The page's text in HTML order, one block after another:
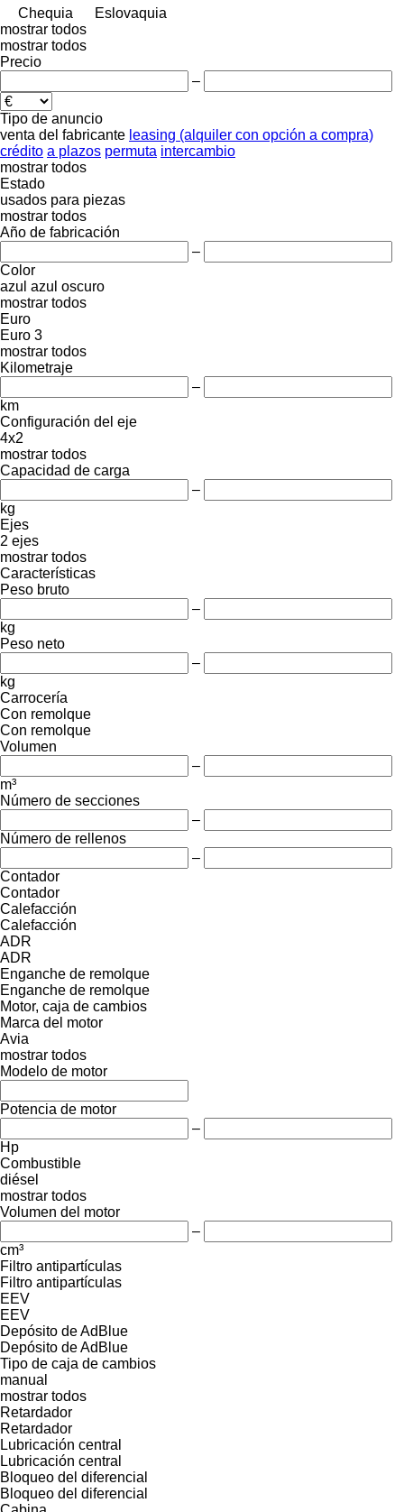
Chequia
Eslovaquia
mostrar todos
mostrar todos
Precio
–
Tipo de anuncio
venta del fabricante leasing (alquiler con opción a compra)
crédito a plazos permuta intercambio
mostrar todos
Estado
usados para piezas
mostrar todos
Año de fabricación
–
Color
azul azul oscuro
mostrar todos
Euro
Euro 3
mostrar todos
Kilometraje
–
km
Configuración del eje
4x2
mostrar todos
Capacidad de carga
–
kg
Ejes
2 ejes
mostrar todos
Características
Peso bruto
–
kg
Peso neto
–
kg
Carrocería
Con remolque
Con remolque
Volumen
–
m³
Número de secciones
–
Número de rellenos
–
Contador
Contador
Calefacción
Calefacción
ADR
ADR
Enganche de remolque
Enganche de remolque
Motor, caja de cambios
Marca del motor
Avia
mostrar todos
Modelo de motor
Potencia de motor
–
Hp
Combustible
diésel
mostrar todos
Volumen del motor
–
cm³
Filtro antipartículas
Filtro antipartículas
EEV
EEV
Depósito de AdBlue
Depósito de AdBlue
Tipo de caja de cambios
manual
mostrar todos
Retardador
Retardador
Lubricación central
Lubricación central
Bloqueo del diferencial
Bloqueo del diferencial